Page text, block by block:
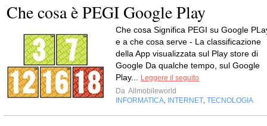
Che cosa è PEGI Google Play
Che cosa Significa PEGI su Google
e a che cosa serve - La classificazione
della App visualizzata sul Play store di
Google Da qualche tempo, sul Google
Play...
Leggere il seguito
Da Allmobileworld
INFORMATICA
INTERNET TECNOLOGIA